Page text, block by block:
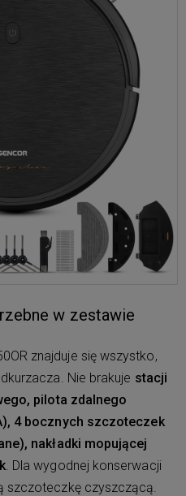
w zestawie
znajduje się wszystko,
Nie brakuje stacji
pilota zdalnego
4 bocznych szczoteczek
nakładki mopującej
. Dla wygodnej konserwacji
szczoteczkę czyszczącą.